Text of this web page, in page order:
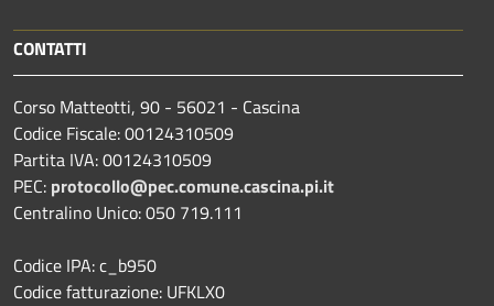
CONTATTI
Corso Matteotti, 90 - 56021 - Cascina
Codice Fiscale: 00124310509
Partita IVA: 00124310509
PEC: protocollo@pec.comune.cascina.pi.it
Centralino Unico: 050 719.111
Codice IPA: c_b950
Codice fatturazione: UFKLX0